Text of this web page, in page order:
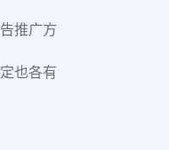
推广方
也各有